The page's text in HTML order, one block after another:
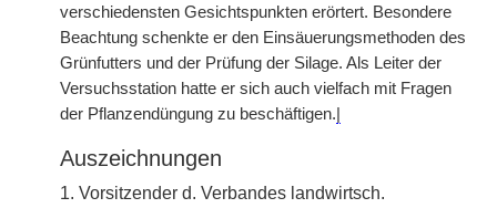
verschiedensten Gesichtspunkten erörtert. Besondere
Beachtung schenkte er den Einsäuerungsmethoden des
Grünfutters und der Prüfung der Silage. Als Leiter der
Versuchsstation hatte er sich auch vielfach mit Fragen
der Pflanzendüngung zu beschäftigen.
Auszeichnungen
1. Vorsitzender d. Verbandes landwirtsch.